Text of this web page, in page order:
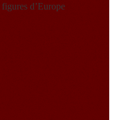
d’Europe